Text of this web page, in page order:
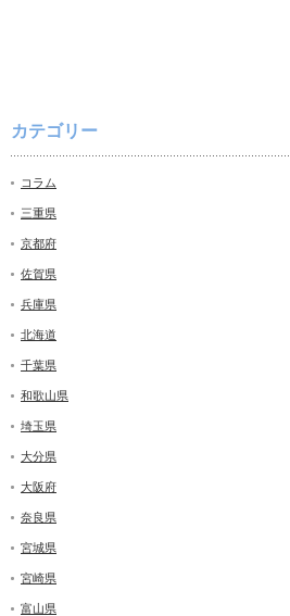
カテゴリー
コラム
三重県
京都府
佐賀県
兵庫県
北海道
千葉県
和歌山県
埼玉県
大分県
大阪府
奈良県
宮城県
宮崎県
富山県